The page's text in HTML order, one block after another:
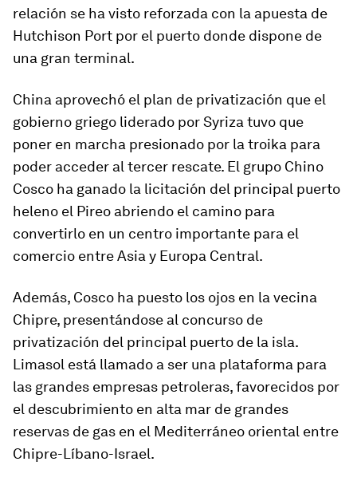
relación se ha visto reforzada con la apuesta de
Hutchison Port por el puerto donde dispone de
una gran terminal.
China aprovechó el plan de privatización que el
gobierno griego liderado por Syriza tuvo que
poner en marcha presionado por la troika para
poder acceder al tercer rescate. El grupo Chino
Cosco ha ganado la licitación del principal puerto
heleno el Pireo abriendo el camino para
convertirlo en un centro importante para el
comercio entre Asia y Europa Central.
Además, Cosco ha puesto los ojos en la vecina
Chipre, presentándose al concurso de
privatización del principal puerto de la isla.
Limasol está llamado a ser una plataforma para
las grandes empresas petroleras, favorecidos por
el descubrimiento en alta mar de grandes
reservas de gas en el Mediterráneo oriental entre
Chipre-Líbano-Israel.